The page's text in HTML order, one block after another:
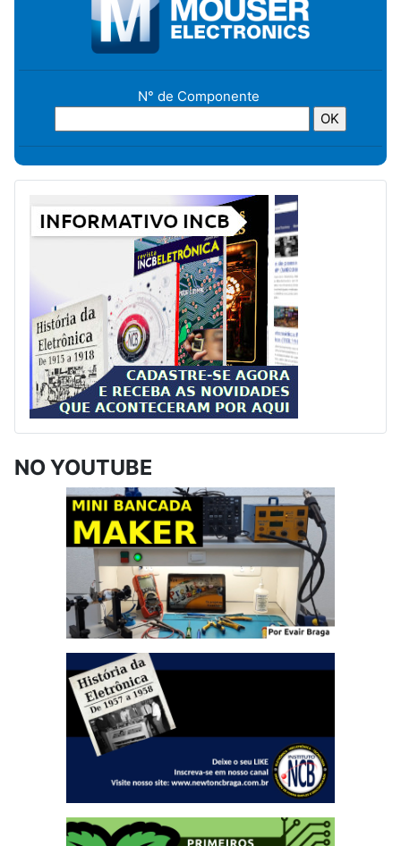
N° de Componente
NO YOUTUBE